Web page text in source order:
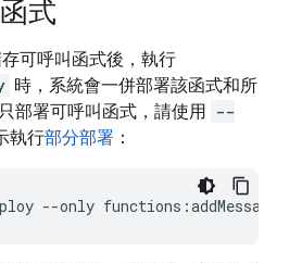
式
可呼叫函式後，執行
時，系統會一併部署該函式和所
部署可呼叫函式，請使用 --
執行部分部署 ：